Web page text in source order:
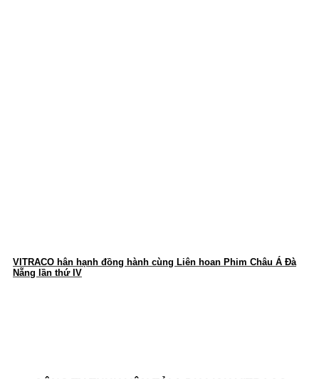
VITRACO hân hạnh đồng hành cùng Liên hoan Phim Châu Á Đà
Nẵng lần thứ IV